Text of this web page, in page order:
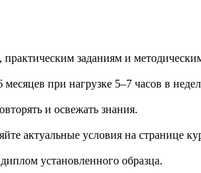
заданиям и
при нагрузке 5–7 часов в
и освежать знания.
актуальные условия на странице
установленного образца.